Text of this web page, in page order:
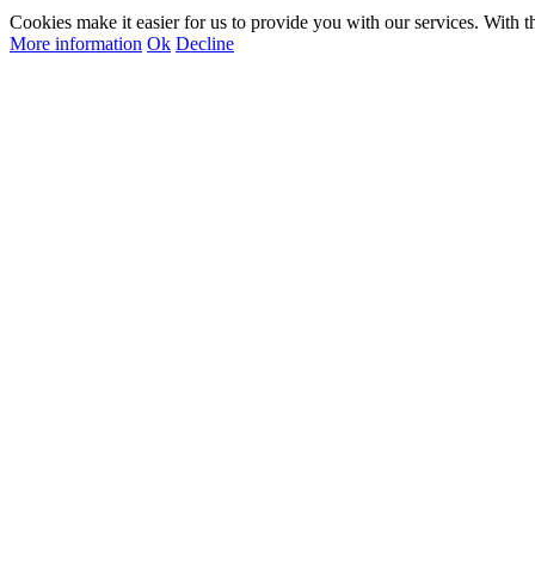
Cookies make it easier for us to provide you with our services. With
More information Ok Decline